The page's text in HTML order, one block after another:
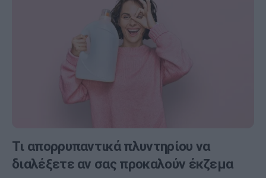
Τι απορρυπαντικά πλυντηρίου να
διαλέξετε αν σας προκαλούν έκζεμα